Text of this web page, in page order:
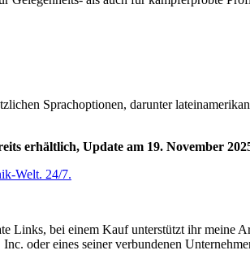
Sprachoptionen, darunter
erhältlich, Update am 19. November
Welt. 24/7.
Links, bei einem Kauf unterstützt ihr meine
oder eines seiner verbundenen